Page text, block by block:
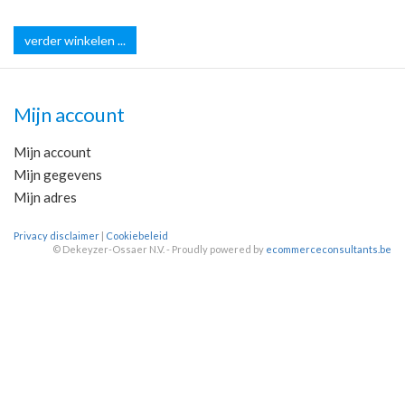
verder winkelen ...
Mijn account
Mijn account
Mijn gegevens
Mijn adres
Privacy disclaimer | Cookiebeleid
© Dekeyzer-Ossaer N.V. - Proudly powered by ecommerceconsultants.be